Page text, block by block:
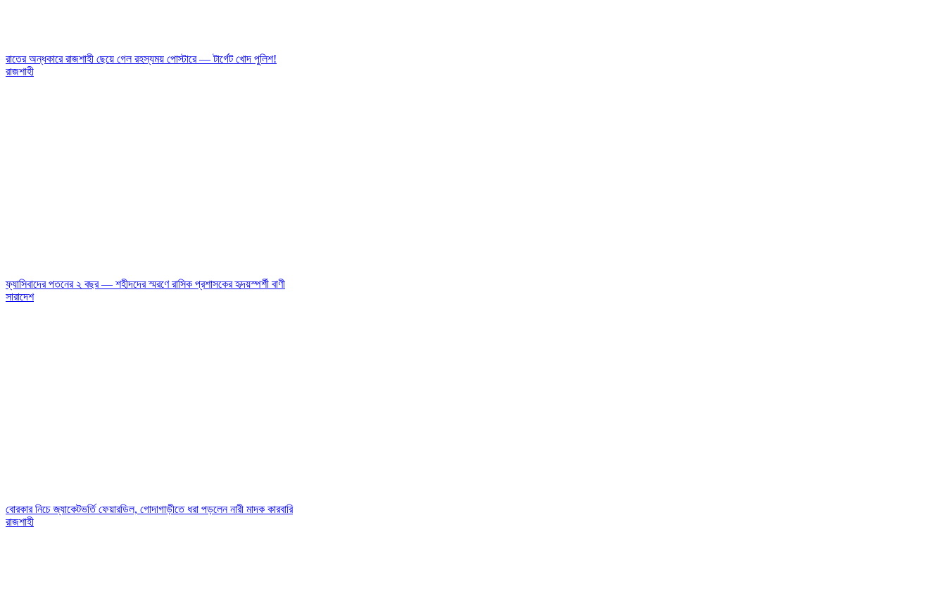
রাতের অন্ধকারে রাজশাহী ছেয়ে গেল রহস্যময় পোস্টারে — টার্গেট খোদ পুলিশ!
রাজশাহী
ফ্যাসিবাদের পতনের ২ বছর — শহীদদের স্মরণে রাসিক প্রশাসকের হৃদয়স্পর্শী বাণী
সারাদেশ
বোরকার নিচে জ্যাকেটভর্তি ফেয়ারডিল, গোদাগাড়ীতে ধরা পড়লেন নারী মাদক কারবারি
রাজশাহী